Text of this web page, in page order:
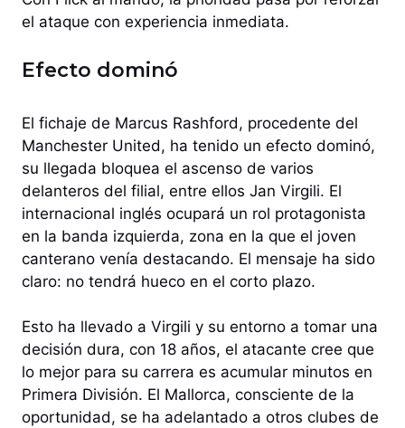
el ataque con experiencia inmediata.
Efecto dominó
El fichaje de Marcus Rashford, procedente del
Manchester United, ha tenido un efecto dominó,
su llegada bloquea el ascenso de varios
delanteros del filial, entre ellos Jan Virgili. El
internacional inglés ocupará un rol protagonista
en la banda izquierda, zona en la que el joven
canterano venía destacando. El mensaje ha sido
claro: no tendrá hueco en el corto plazo.
Esto ha llevado a Virgili y su entorno a tomar una
decisión dura, con 18 años, el atacante cree que
lo mejor para su carrera es acumular minutos en
Primera División. El Mallorca, consciente de la
oportunidad, se ha adelantado a otros clubes de